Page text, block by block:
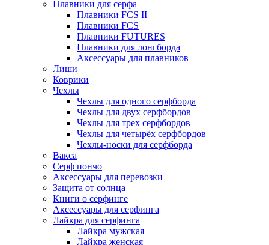
Плавники для серфа
Плавники FCS II
Плавники FCS
Плавники FUTURES
Плавники для лонгборда
Аксессуары для плавников
Лиши
Коврики
Чехлы
Чехлы для одного серфборда
Чехлы для двух серфбордов
Чехлы для трех серфбордов
Чехлы для четырёх серфбордов
Чехлы-носки для серфборда
Вакса
Серф пончо
Аксессуары для перевозки
Защита от солнца
Книги о сёрфинге
Аксессуары для серфинга
Лайкра для серфинга
Лайкра мужская
Лайкра женская